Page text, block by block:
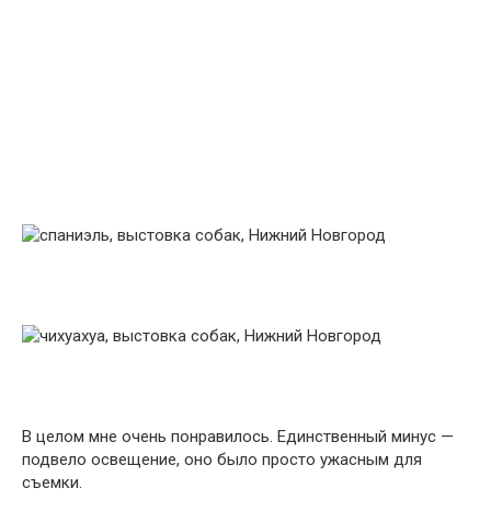
В целом мне очень понравилось. Единственный минус —
подвело освещение, оно было просто ужасным для
съемки.